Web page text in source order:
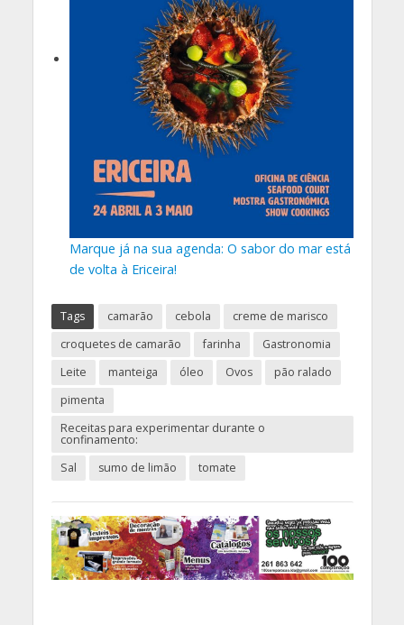
Marque já na sua agenda: O sabor do mar está
de volta à Ericeira!
Tags camarão cebola
creme de marisco
croquetes de camarão
farinha
Gastronomia
Leite
manteiga óleo Ovos
pão ralado
pimenta
Receitas para experimentar durante o
confinamento:
Sal
sumo de limão tomate